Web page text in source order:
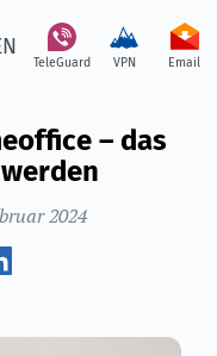
TeleGuard VPN Email
– das
2024